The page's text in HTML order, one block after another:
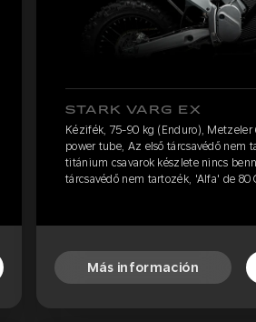
STARK VARG EX
Kézifék, 75-90 kg (Enduro), Metzeler
power tube, Az első tárcsavédő nem
titánium csavarok készlete nincs
tárcsavédő nem tartozék, 'Alfa' de 80
Más información